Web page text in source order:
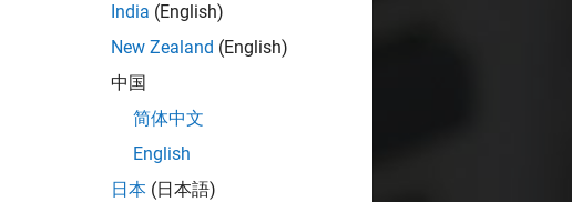
India (English)
New Zealand (English)
中国
简体中文
English
日本 (日本語)